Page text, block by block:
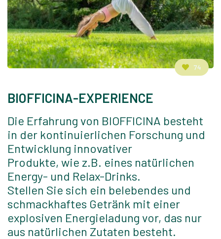
74
BIOFFICINA-EXPERIENCE
Die Erfahrung von BIOFFICINA besteht
in der kontinuierlichen Forschung und
Entwicklung innovativer
Produkte, wie z.B. eines natürlichen
Energy- und Relax-Drinks.
Stellen Sie sich ein belebendes und
schmackhaftes Getränk mit einer
explosiven Energieladung vor, das nur
aus natürlichen Zutaten besteht.